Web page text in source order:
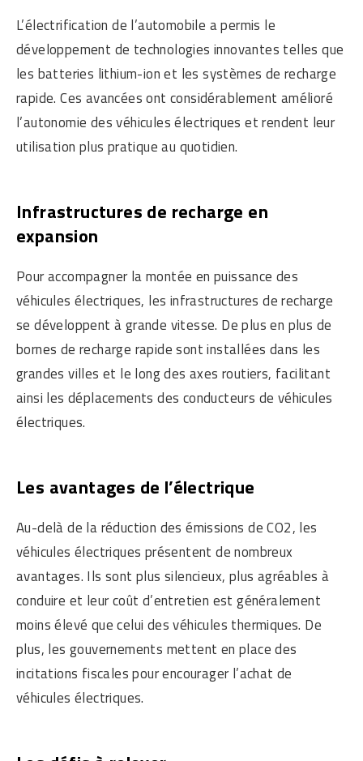
L’électrification de l’automobile a permis le
développement de technologies innovantes telles que
les batteries lithium-ion et les systèmes de recharge
rapide. Ces avancées ont considérablement amélioré
l’autonomie des véhicules électriques et rendent leur
utilisation plus pratique au quotidien.
Infrastructures de recharge en
expansion
Pour accompagner la montée en puissance des
véhicules électriques, les infrastructures de recharge
se développent à grande vitesse. De plus en plus de
bornes de recharge rapide sont installées dans les
grandes villes et le long des axes routiers, facilitant
ainsi les déplacements des conducteurs de véhicules
électriques.
Les avantages de l’électrique
Au-delà de la réduction des émissions de CO2, les
véhicules électriques présentent de nombreux
avantages. Ils sont plus silencieux, plus agréables à
conduire et leur coût d’entretien est généralement
moins élevé que celui des véhicules thermiques. De
plus, les gouvernements mettent en place des
incitations fiscales pour encourager l’achat de
véhicules électriques.